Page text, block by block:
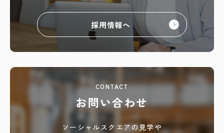
採用情報へ
CONTACT
お問い合わせ
ソーシャルスクエアの見学や